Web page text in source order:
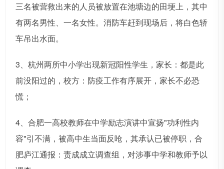
三名被营救出来的人员被放置在池塘边的田埂上，其中
有两名男性、一名女性。消防车赶到现场后，将白色轿
车吊出水面。
3、杭州两所中小学出现新冠阳性学生，家长：都是此
前没阳过的，校方：防疫工作有序展开，家长不必恐
慌；
4、合肥一高校教师在中学励志演讲中宣扬"功利性内
容"引不满，被高中生当面反呛，其承认已被停职，合
肥庐江通报：责成成立调查组，对涉事中学和教师予以